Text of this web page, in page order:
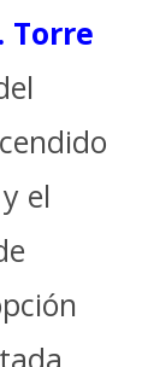
Torre
y el